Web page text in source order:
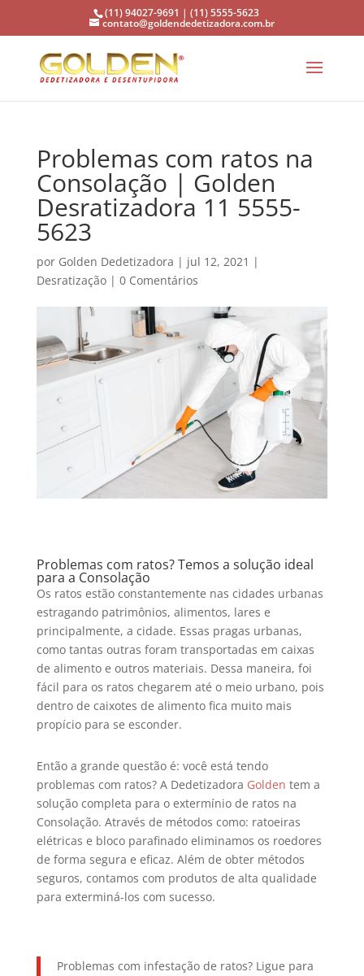
(11) 94027-9691 | (11) 5555-5623
contato@goldendedetizadora.com.br
Problemas com ratos na
Consolação | Golden
Desratizadora 11 5555-
5623
por Golden Dedetizadora | jul 12, 2021 |
Desratização| 0 Comentários
Problemas com ratos? Temos a solução ideal
para a Consolação
Os ratos estão constantemente nas cidades urbanas
estragando patrimônios, alimentos, lares e
principalmente, a cidade. Essas pragas urbanas,
como tantas outras foram transportadas em caixas
de alimento e outros materiais. Dessa maneira, foi
fácil para os ratos chegarem até o meio urbano, pois
dentro de caixotes de alimento fica muito mais
propício para se esconder.
Então a grande questão é: você está tendo
problemas com ratos? A Dedetizadora Golden tem a
solução completa para o extermínio de ratos na
Consolação. Através de métodos como: ratoeiras
elétricas e bloco parafinado eliminamos os roedores
de forma segura e eficaz. Além de obter métodos
seguros, contamos com produtos de alta qualidade
para exterminá-los com sucesso.
Problemas com infestação de ratos? Ligue para